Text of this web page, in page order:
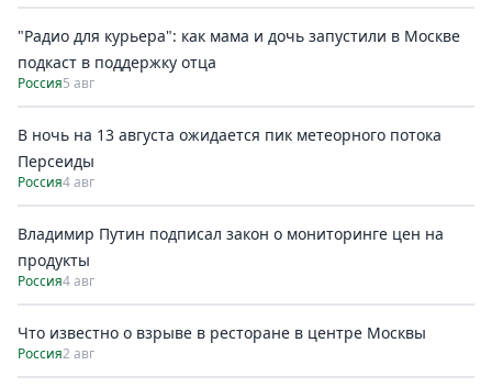
"Радио для курьера": как мама и дочь запустили в Москве
подкаст в поддержку отца
Россия5 авг
В ночь на 13 августа ожидается пик метеорного потока
Персеиды
Россия4 авг
Владимир Путин подписал закон о мониторинге цен на
продукты
Россия4 авг
Что известно о взрыве в ресторане в центре Москвы
Россия2 авг